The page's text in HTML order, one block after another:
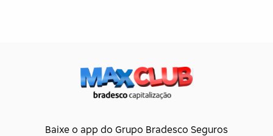
Baixe o app do Grupo Bradesco Seguros